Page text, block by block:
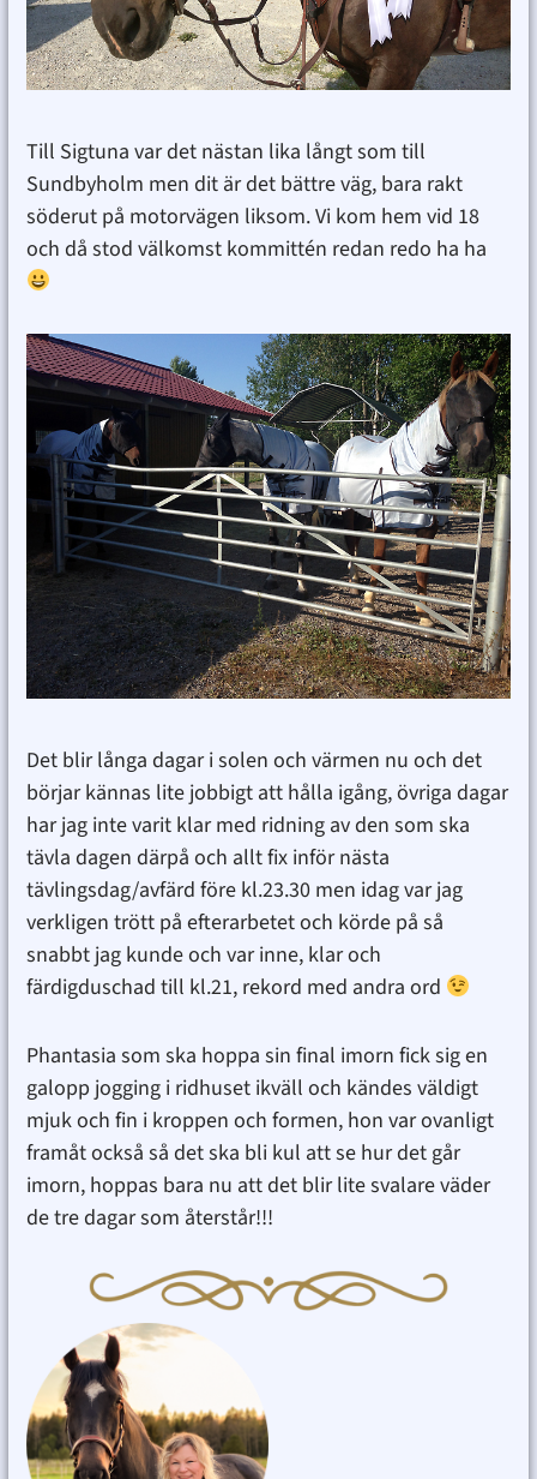
Till Sigtuna var det nästan lika långt som till
Sundbyholm men dit är det bättre väg, bara rakt
söderut på motorvägen liksom. Vi kom hem vid 18
och då stod välkomst kommittén redan redo ha ha
Det blir långa dagar i solen och värmen nu och det
börjar kännas lite jobbigt att hålla igång, övriga dagar
har jag inte varit klar med ridning av den som ska
tävla dagen därpå och allt fix inför nästa
tävlingsdag/avfärd före kl.23.30 men idag var jag
verkligen trött på efterarbetet och körde på så
snabbt jag kunde och var inne, klar och
färdigduschad till kl.21, rekord med andra ord
Phantasia som ska hoppa sin final imorn fick sig en
galopp jogging i ridhuset ikväll och kändes väldigt
mjuk och fin i kroppen och formen, hon var ovanligt
framåt också så det ska bli kul att se hur det går
imorn, hoppas bara nu att det blir lite svalare väder
de tre dagar som återstår!!!